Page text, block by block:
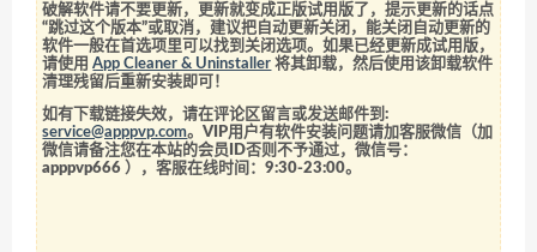
破解软件请不要更新，更新就变成正版试用版了，提示更新的话点
“跳过这个版本”或取消，建议把自动更新关闭，能关闭自动更新的
软件一般在首选项里可以找到关闭选项。如果已经更新成试用版，
请使用App Cleaner & Uninstaller 将其卸载，然后使用该卸载软件
清理残留后重新安装即可！
如有下载链接失效，请在评论区留言或发送邮件到:
service@apppvp.com。VIP用户有软件安装问题请加客服微信（加
微信请备注您在本站的会员ID否则不予通过，微信号：
apppvp666 ），客服在线时间：9:30-23:00。